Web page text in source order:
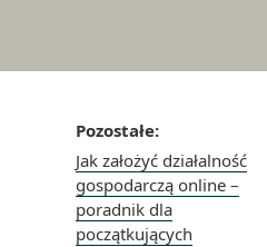
Pozostałe:
Jak założyć działalność
gospodarczą online –
poradnik dla
początkujących